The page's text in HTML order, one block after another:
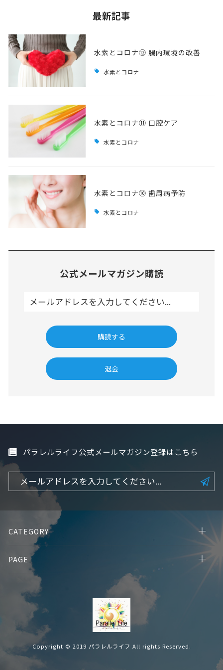
最新記事
水素とコロナ⑫ 腸内環境の改善
水素とコロナ
水素とコロナ⑪ 口腔ケア
水素とコロナ
水素とコロナ⑩ 歯周病予防
水素とコロナ
公式メールマガジン購読
パラレルライフ公式メールマガジン登録はこちら
CATEGORY
PAGE
Copyright © 2019 パラレルライフ All rights Reserved.